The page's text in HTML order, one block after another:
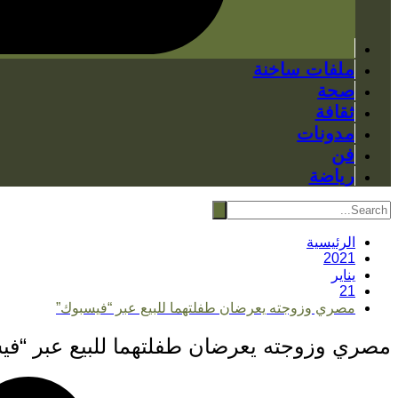
ملفات ساخنة
صحة
ثقافة
مدونات
فن
رياضة
الرئيسية
2021
يناير
21
مصري وزوجته يعرضان طفلتهما للبيع عبر “فيسبوك”
مصري وزوجته يعرضان طفلتهما للبيع عبر